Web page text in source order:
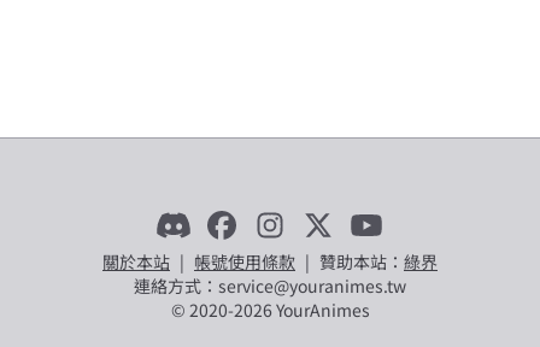
關於本站 | 帳號使用條款 | 贊助本站： 綠界
連絡方式：service@youranimes.tw
© 2020-2026 YourAnimes